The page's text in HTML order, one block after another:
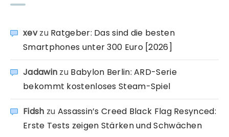
xevzu Ratgeber: Das sind die besten
Smartphones unter 300 Euro [2026]
Jadawin zu Babylon Berlin: ARD-Serie
bekommt kostenloses Steam-Spiel
Fidsh zu Assassin’s Creed Black Flag Resynced:
Erste Tests zeigen Stärken und Schwächen